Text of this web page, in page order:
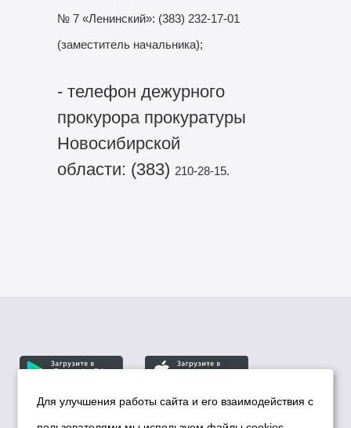
№ 7 «Ленинский»: (383) 232-17-01
(заместитель начальника);
- телефон дежурного
прокурора прокуратуры
Новосибирской
области: (383) 210-28-15.
Для улучшения работы сайта и его взаимодействия с